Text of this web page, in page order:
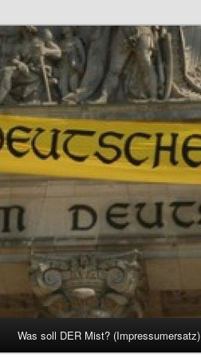
Was soll DER Mist? (Impressumersatz)